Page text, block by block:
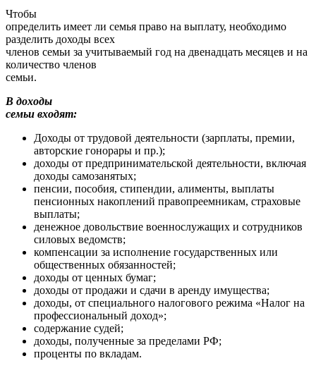
Чтобы
определить имеет ли семья право на выплату, необходимо
разделить доходы всех
членов семьи за учитываемый год на двенадцать месяцев и на
количество членов
семьи.
В доходы
семьи входят:
Доходы от трудовой деятельности (зарплаты, премии,
авторские гонорары и пр.);
доходы от предпринимательской деятельности, включая
доходы самозанятых;
пенсии, пособия, стипендии, алименты, выплаты
пенсионных накоплений правопреемникам, страховые
выплаты;
денежное довольствие военнослужащих и сотрудников
силовых ведомств;
компенсации за исполнение государственных или
общественных обязанностей;
доходы от ценных бумаг;
доходы от продажи и сдачи в аренду имущества;
доходы, от специального налогового режима «Налог на
профессиональный доход»;
содержание судей;
доходы, полученные за пределами РФ;
проценты по вкладам.